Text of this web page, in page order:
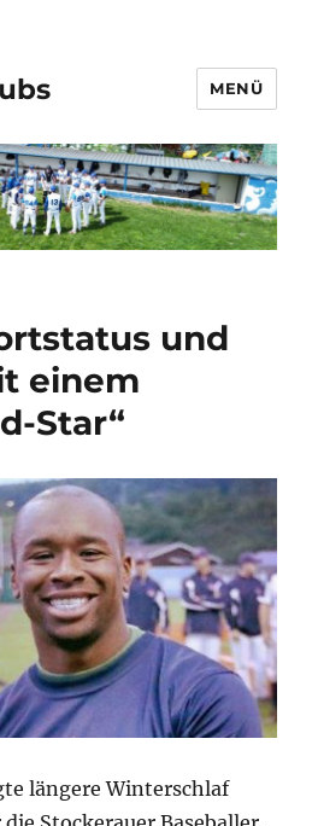
MENÜ
und
einem
Star“
längere Winterschlaf